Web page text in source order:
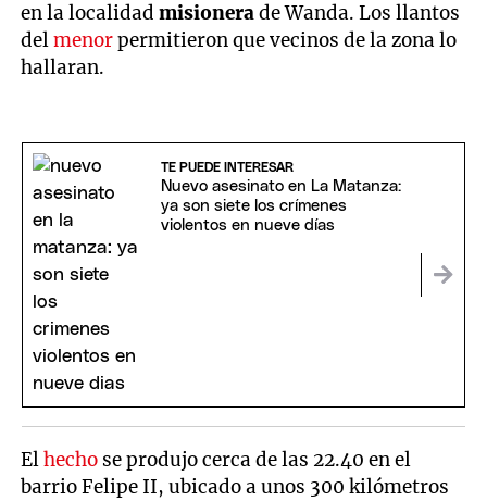
en la localidadmisionerade Wanda. Los llantos
delmenorpermitieron que vecinos de la zona lo
hallaran.
TE PUEDE INTERESAR
Nuevo asesinato en La Matanza:
ya son siete los crímenes
violentos en nueve días
Elhecho se produjo cerca de las 22.40 en el
barrio Felipe II, ubicado a unos 300 kilómetros